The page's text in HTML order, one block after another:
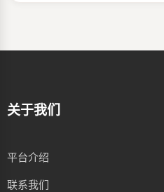
关于我们
平台介绍
联系我们